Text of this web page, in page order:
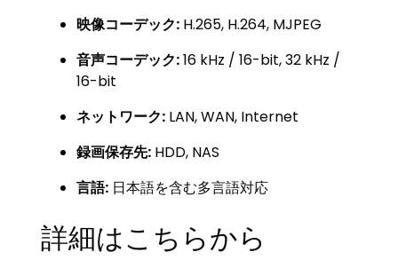
映像コーデック: H.265, H.264, MJPEG
音声コーデック:16 kHz / 16-bit, 32 kHz /
16-bit
ネットワーク: LAN, WAN, Internet
録画保存先: HDD, NAS
言語: 日本語を含む多言語対応
詳細はこちらから